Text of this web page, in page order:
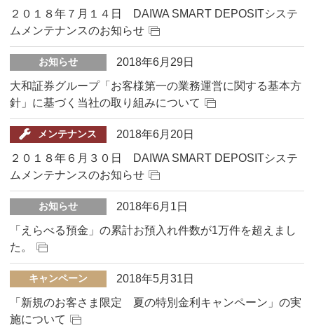
２０１８年７月１４日 DAIWA SMART DEPOSITシステ
ムメンテナンスのお知らせ
お知らせ
2018年6月29日
大和証券グループ「お客様第一の業務運営に関する基本方
針」に基づく当社の取り組みについて
メンテナンス
2018年6月20日
２０１８年６月３０日 DAIWA SMART DEPOSITシステ
ムメンテナンスのお知らせ
お知らせ
2018年6月1日
「えらべる預金」の累計お預入れ件数が1万件を超えまし
た。
キャンペーン
2018年5月31日
「新規のお客さま限定 夏の特別金利キャンペーン」の実
施について